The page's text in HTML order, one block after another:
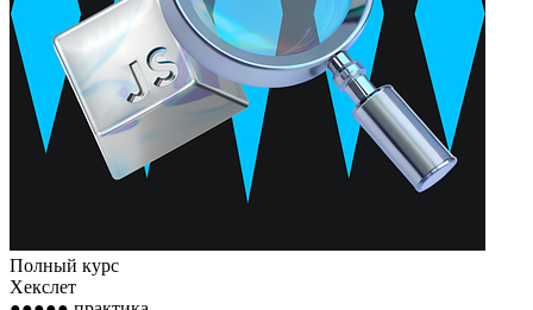
Полный курс
Хекслет